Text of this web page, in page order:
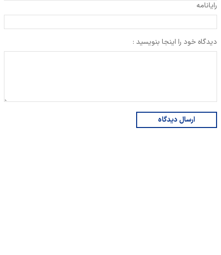
رایانامه
دیدگاه خود را اینجا بنویسید :
ارسال دیدگاه